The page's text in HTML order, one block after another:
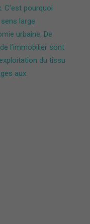
C’est pourquoi
large
urbaine. De
l’immobilier sont
du tissu
aux